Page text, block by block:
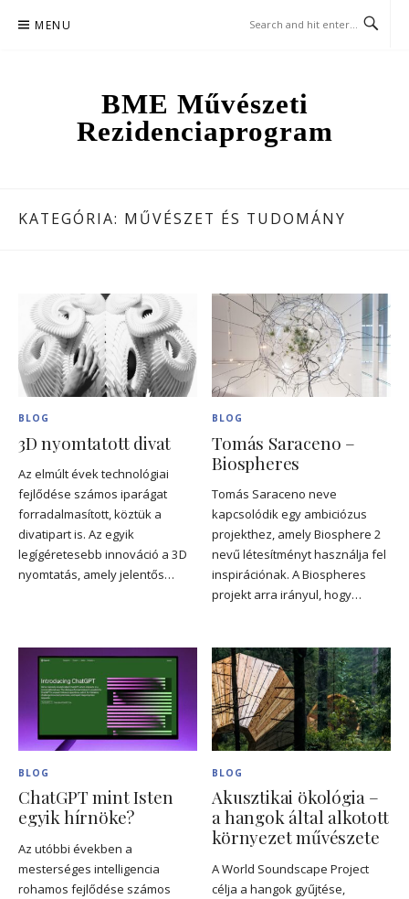
MENU
BME Művészeti
Rezidenciaprogram
KATEGÓRIA: MŰVÉSZET ÉS TUDOMÁNY
BLOG
3D nyomtatott divat
Az elmúlt évek technológiai
fejlődése számos iparágat
forradalmasított, köztük a
divatipart is. Az egyik
legígéretesebb innováció a 3D
nyomtatás, amely jelentős…
BLOG
Tomás Saraceno –
Biospheres
Tomás Saraceno neve
kapcsolódik egy ambiciózus
projekthez, amely Biosphere 2
nevű létesítményt használja fel
inspirációnak. A Biospheres
projekt arra irányul, hogy…
BLOG
ChatGPT mint Isten
egyik hírnöke?
Az utóbbi években a
mesterséges intelligencia
rohamos fejlődése számos
BLOG
Akusztikai ökológia –
a hangok által alkotott
környezet művészete
A World Soundscape Project
célja a hangok gyűjtése,